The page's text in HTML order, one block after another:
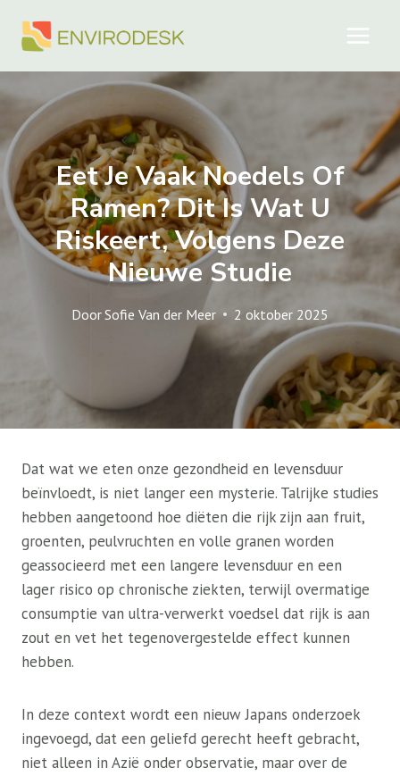
naar
Eet Je Vaak Noedels Of
Ramen? Dit Is Wat U
Riskeert, Volgens Deze
Nieuwe Studie
DoorSofie Van der Meer 2 oktober 2025
Dat wat we eten onze gezondheid en levensduur
beïnvloedt, is niet langer een mysterie. Talrijke studies
hebben aangetoond hoe diëten die rijk zijn aan fruit,
groenten, peulvruchten en volle granen worden
geassocieerd met een langere levensduur en een
lager risico op chronische ziekten, terwijl overmatige
consumptie van ultra-verwerkt voedsel dat rijk is aan
zout en vet het tegenovergestelde effect kunnen
hebben.
In deze context wordt een nieuw Japans onderzoek
ingevoegd, dat een geliefd gerecht heeft gebracht,
niet alleen in Azië onder observatie, maar over de